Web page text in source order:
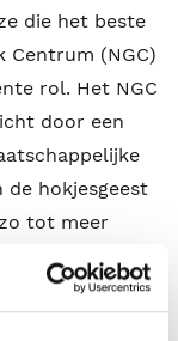
die het beste
Centrum (NGC)
rol. Het NGC
door een
hokjesgeest
tot meer
debatten. In